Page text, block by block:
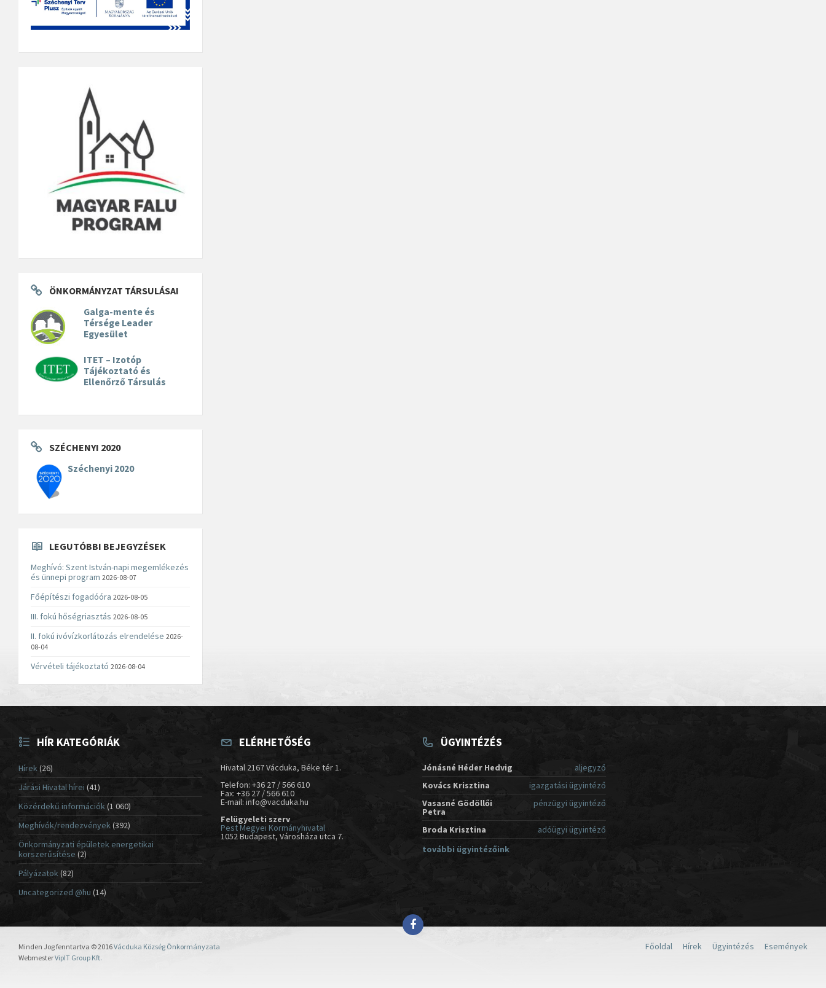
ÖNKORMÁNYZAT TÁRSULÁSAI
Galga-mente és
Térsége Leader
Egyesület
ITET – Izotóp
Tájékoztató és
Ellenőrző Társulás
SZÉCHENYI 2020
Széchenyi 2020
LEGUTÓBBI BEJEGYZÉSEK
Meghívó: Szent István-napi megemlékezés
és ünnepi program 2026-08-07
Főépítészi fogadóóra 2026-08-05
III. fokú hőségriasztás 2026-08-05
II. fokú ivóvízkorlátozás elrendelése 2026-
08-04
Vérvételi tájékoztató 2026-08-04
HÍR KATEGÓRIÁK
Hírek (26)
Járási Hivatal hírei (41)
Közérdekű információk(1 060)
Meghívók/rendezvények(392)
Önkormányzati épületek energetikai
korszerűsítése (2)
Pályázatok(82)
Uncategorized @hu (14)
ELÉRHETŐSÉG
Hivatal 2167 Vácduka, Béke tér 1.
Telefon: +36 27 / 566 610
Fax: +36 27 / 566 610
E-mail: info@vacduka.hu
Felügyeleti szerv
Pest Megyei Kormányhivatal
1052 Budapest, Városháza utca 7.
ÜGYINTÉZÉS
Jónásné Héder Hedvig
aljegyző
Kovács Krisztina
igazgatási ügyintéző
Vasasné Gödöllői
Petra
pénzügyi ügyintéző
Broda Krisztina
adóügyi ügyintéző
további ügyintézőink
Főoldal Hírek Ügyintézés Események
Minden Jog fenntartva © 2016Vácduka Község Önkormányzata
WebmesterVipIT Group Kft.